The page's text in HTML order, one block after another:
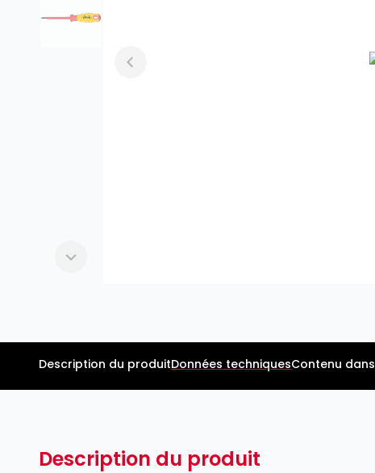
Description du produitDonnées techniquesContenu dans
Description du produit